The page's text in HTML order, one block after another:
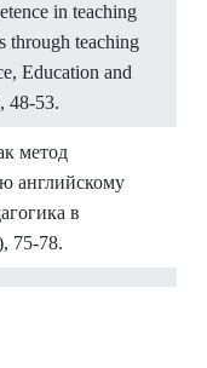
in teaching
through teaching
Education and
48-53.
метод
английскому
в
75-78.